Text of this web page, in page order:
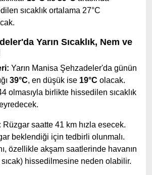
sıcaklık ortalama 27°C
Yarın Sıcaklık, Nem ve
Yarın Manisa Şehzadeler'da günün
39°C, en düşük ise 19°C olacak.
olmasıyla birlikte hissedilen sıcaklık
Rüzgar saatte 41 km hızla esecek.
beklendiği için tedbirli olunmalı.
özellikle akşam saatlerinde havanın
hissedilmesine neden olabilir.